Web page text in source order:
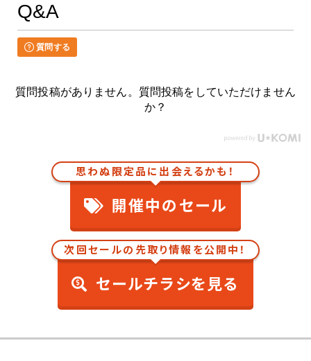
Q&A
質問する
質問投稿がありません。質問投稿をしていただけません
か？
思わぬ限定品に出会えるかも！
開催中のセール
次回セールの先取り情報を公開中！
セールチラシを見る